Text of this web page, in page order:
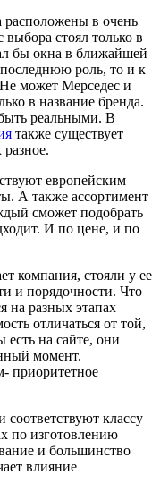
расположены в очень
стоял только в
бы окна в ближайшей
роль, то и к
может Мерседес и
в название бренда.
реальными. В
также существует
европейским
А также ассортимент
сможет подобрать
И по цене, и по
компания, стояли у ее
и порядочности. Что
на разных этапах
отличаться от той,
есть на сайте, они
момент.
приоритетное
классу
по изготовлению
и большинство
влияние